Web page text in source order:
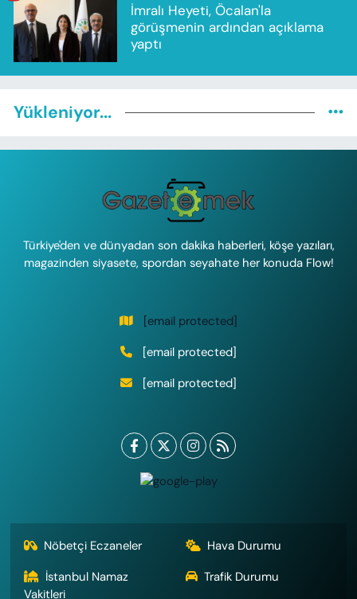
İmralı Heyeti, Öcalan'la
görüşmenin ardından açıklama
yaptı
Yükleniyor...
Türkiye'den ve dünyadan son dakika haberleri, köşe yazıları,
magazinden siyasete, spordan seyahate her konuda Flow!
[email protected]
[email protected]
[email protected]
Nöbetçi Eczaneler
Hava Durumu
İstanbul Namaz
Vakitleri
Trafik Durumu